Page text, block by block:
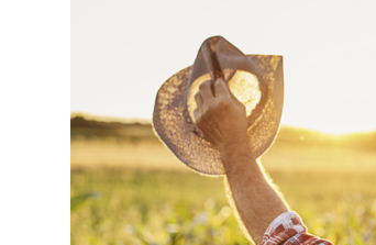
Einwilligungsauswahl